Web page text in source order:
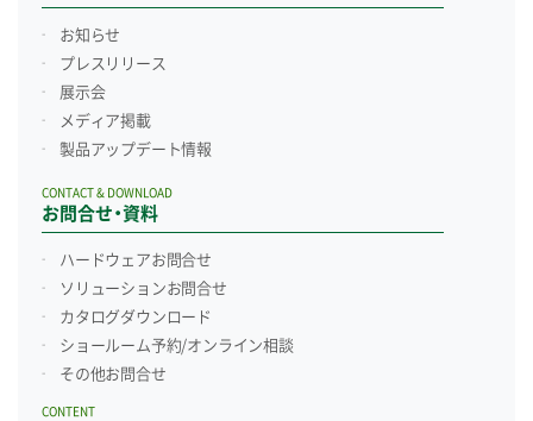
お知らせ
プレスリリース
展示会
メディア掲載
製品アップデート情報
お問合せ・資料
CONTACT & DOWNLOAD
ハードウェアお問合せ
ソリューションお問合せ
カタログダウンロード
ショールーム予約/オンライン相談
その他お問合せ
CONTENT